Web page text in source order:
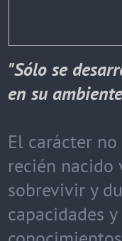
"Sólo se
en su
El carácter
recién nacido
sobrevivir y
capacidades